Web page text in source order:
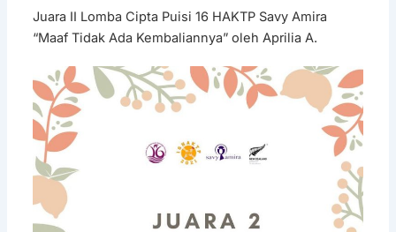
Juara II Lomba Cipta Puisi 16 HAKTP Savy Amira
“Maaf Tidak Ada Kembaliannya” oleh Aprilia A.